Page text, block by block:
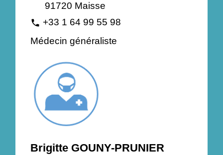
91720 Maisse
phone +33 1 64 99 55 98
Médecin généraliste
Brigitte GOUNY-PRUNIER